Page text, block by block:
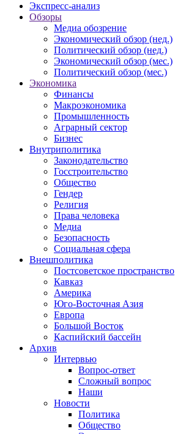
Экспресс-анализ
Обзоры
Медиа обозрение
Экономический обзор (нед.)
Политический обзор (нед.)
Экономический обзор (мес.)
Политический обзор (мес.)
Экономика
Финансы
Макроэкономика
Промышленность
Аграрный сектор
Бизнес
Внутриполитика
Законодательство
Госстроительство
Общество
Гендер
Религия
Права человека
Медиа
Безопасность
Социальная сфера
Внешполитика
Постсоветское пространство
Кавказ
Америка
Юго-Восточная Азия
Европа
Большой Восток
Каспийский бассейн
Архив
Интервью
Вопрос-ответ
Сложный вопрос
Наши
Новости
Политика
Общество